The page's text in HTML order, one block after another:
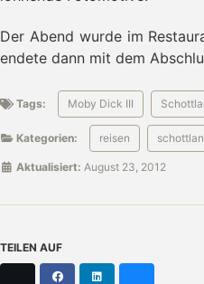
Der Abend wurde im
endete dann mit dem
Tags: Moby Dick III
Kategorien: reisen
Aktualisiert: August 23, 2012
TEILEN AUF
Facebook